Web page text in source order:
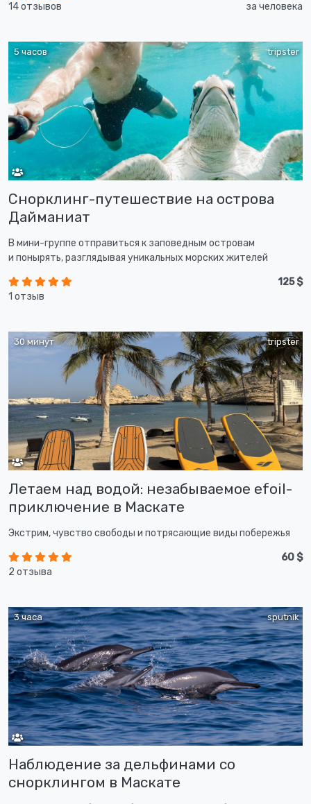
14 отзывов
за человека
tripster
5 часов
Снорклинг-путешествие на острова
Дайманиат
В мини-группе отправиться к заповедным островам
и понырять, разглядывая уникальных морских жителей
1 отзыв
125 $
tripster
30 минут
Летаем над водой: незабываемое efoil-
приключение в Маскате
Экстрим, чувство свободы и потрясающие виды побережья
2 отзыва
60 $
sputnik
3 часа
Наблюдение за дельфинами со
снорклингом в Маскате